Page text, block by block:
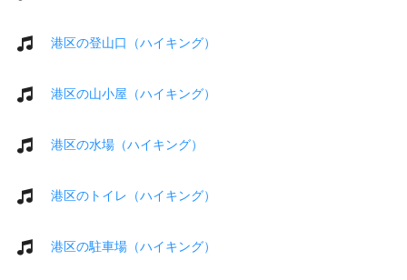
港区の登山口（ハイキング）
港区の山小屋（ハイキング）
港区の水場（ハイキング）
港区のトイレ（ハイキング）
港区の駐車場（ハイキング）